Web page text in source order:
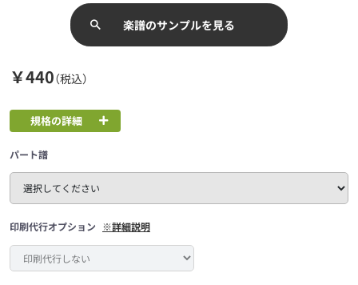
楽譜のサンプルを見る
￥440（税込）
規格の詳細
パート譜
印刷代行オプション ※詳細説明